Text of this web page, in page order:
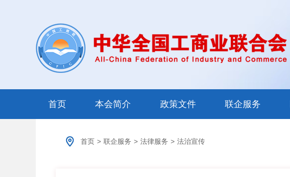
首页 本会简介 政策文件 联企服务
首页 > 联企服务 > 法律服务 > 法治宣传